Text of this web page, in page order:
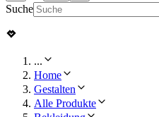
Suche
...
Home
Gestalten
Alle Produkte